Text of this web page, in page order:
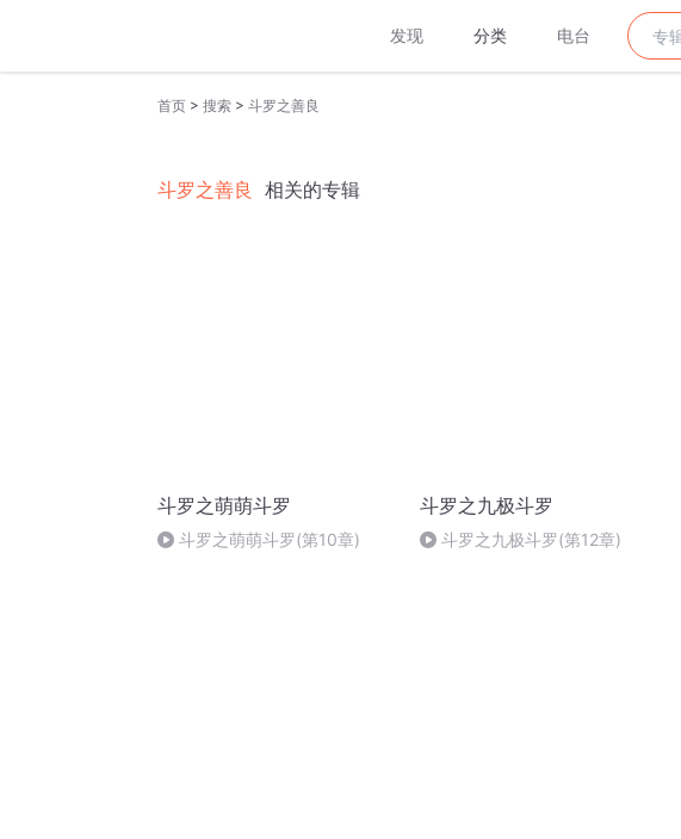
发现 分类 电台
首页 > 搜索 > 斗罗之善良
斗罗之善良 相关的专辑
斗罗之萌萌斗罗
斗罗之萌萌斗罗(第10章)
斗罗之九极斗罗
斗罗之九极斗罗(第12章)